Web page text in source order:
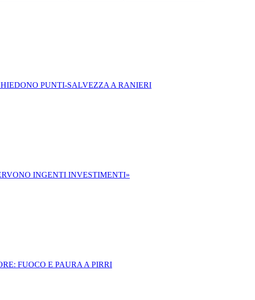
PUNTI-SALVEZZA A RANIERI
INGENTI INVESTIMENTI»
FUOCO E PAURA A PIRRI